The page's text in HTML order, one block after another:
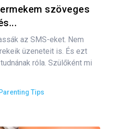
szöveges
az SMS-eket. Nem
üzeneteit is. És ezt
róla. Szülőként mi
Parenting Tips